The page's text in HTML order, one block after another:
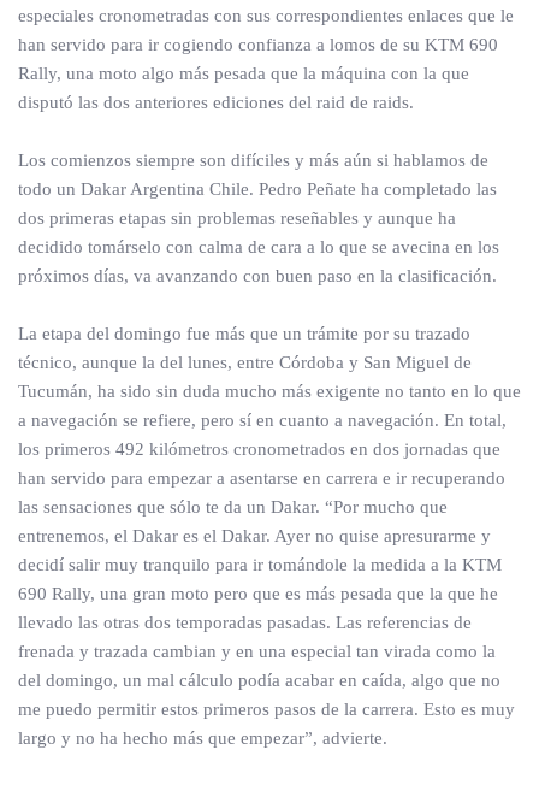
especiales cronometradas con sus correspondientes enlaces que le
han servido para ir cogiendo confianza a lomos de su KTM 690
Rally, una moto algo más pesada que la máquina con la que
disputó las dos anteriores ediciones del raid de raids.
Los comienzos siempre son difíciles y más aún si hablamos de
todo un Dakar Argentina Chile. Pedro Peñate ha completado las
dos primeras etapas sin problemas reseñables y aunque ha
decidido tomárselo con calma de cara a lo que se avecina en los
próximos días, va avanzando con buen paso en la clasificación.
La etapa del domingo fue más que un trámite por su trazado
técnico, aunque la del lunes, entre Córdoba y San Miguel de
Tucumán, ha sido sin duda mucho más exigente no tanto en lo que
a navegación se refiere, pero sí en cuanto a navegación. En total,
los primeros 492 kilómetros cronometrados en dos jornadas que
han servido para empezar a asentarse en carrera e ir recuperando
las sensaciones que sólo te da un Dakar. “Por mucho que
entrenemos, el Dakar es el Dakar. Ayer no quise apresurarme y
decidí salir muy tranquilo para ir tomándole la medida a la KTM
690 Rally, una gran moto pero que es más pesada que la que he
llevado las otras dos temporadas pasadas. Las referencias de
frenada y trazada cambian y en una especial tan virada como la
del domingo, un mal cálculo podía acabar en caída, algo que no
me puedo permitir estos primeros pasos de la carrera. Esto es muy
largo y no ha hecho más que empezar”, advierte.